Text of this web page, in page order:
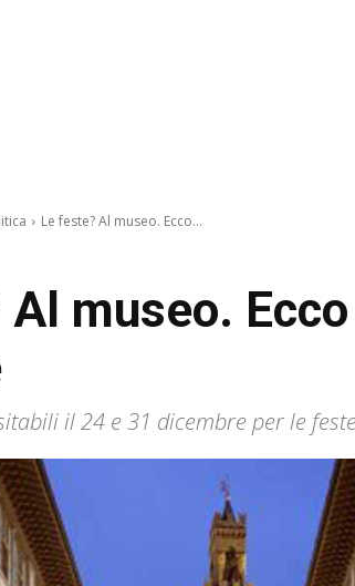
Le feste? Al museo. Ecco...
Al museo.
il 24 e 31 dicembre per le